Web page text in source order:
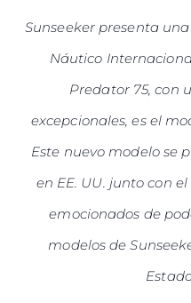
Sunseeker presenta
Náutico
Predator 75, con
excepcionales, es el
Este nuevo modelo se
en EE. UU. junto con
emocionados de
modelos de